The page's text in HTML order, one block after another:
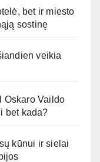
bet ir miesto
sostinę
veikia
Oskaro Vaildo
bet kada?
kūnui ir sielai